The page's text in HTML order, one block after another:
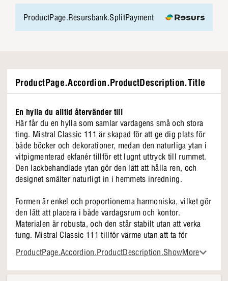
ProductPage.Resursbank.SplitPayment
ProductPage.Accordion.ProductDescription.Title
En hylla du alltid återvänder till
Här får du en hylla som samlar vardagens små och stora
ting. Mistral Classic 111 är skapad för att ge dig plats för
både böcker och dekorationer, medan den naturliga ytan i
vitpigmenterad ekfanér tillför ett lugnt uttryck till rummet.
Den lackbehandlade ytan gör den lätt att hålla ren, och
designet smälter naturligt in i hemmets inredning.
Formen är enkel och proportionerna harmoniska, vilket gör
den lätt att placera i både vardagsrum och kontor.
Materialen är robusta, och den står stabilt utan att verka
tung. Mistral Classic 111 tillför värme utan att ta för
mycket plats och skapar balans mellan funktion och
estetik.
ProductPage.Accordion.ProductDescription.ShowMore